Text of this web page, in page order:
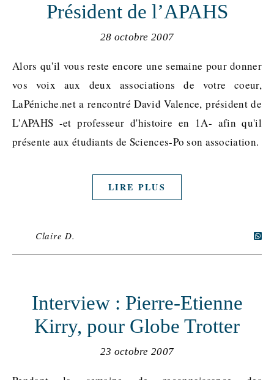
Président de l’APAHS
28 octobre 2007
Alors qu'il vous reste encore une semaine pour donner
vos voix aux deux associations de votre coeur,
LaPéniche.net a rencontré David Valence, président de
L'APAHS -et professeur d'histoire en 1A- afin qu'il
présente aux étudiants de Sciences-Po son association.
LIRE PLUS
Claire D.
Interview : Pierre-Etienne
Kirry, pour Globe Trotter
23 octobre 2007